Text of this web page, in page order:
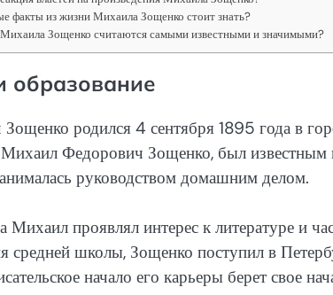
факты из жизни Михаила Зощенко стоит знать?
Зощенко считаются самыми известными и значимыми?
образование
родился 4 сентября 1895 года в
Федорович Зощенко, был известным
руководством домашним делом.
Михаил проявлял интерес к литературе и
средней школы, Зощенко поступил в
начало его карьеры берет свое